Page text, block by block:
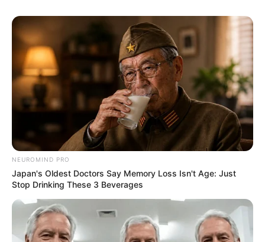
NEUROMIND PRO
Japan's Oldest Doctors Say Memory Loss Isn't Age: Just
Stop Drinking These 3 Beverages